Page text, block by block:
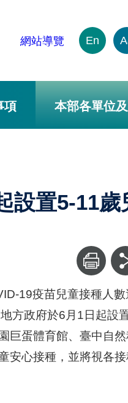
網站導覽 En
項 本部各單位
設置5-11歲
19疫苗兒童接種人
方政府於6月1日起設
巨蛋體育館、臺中自
安心接種，並將視各